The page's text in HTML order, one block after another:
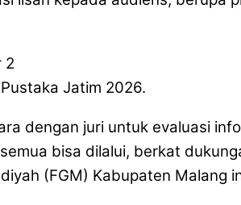
Jatim 2026.
dengan juri untuk evaluasi
bisa dilalui, berkat
(FGM) Kabupaten Malang